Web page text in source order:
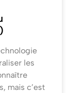
les
mais c’est